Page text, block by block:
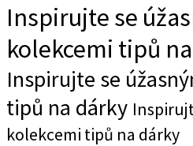
Inspirujte se
kolekcemi tipů
Inspirujte se
tipů na dárky
kolekcemi tipů na dárky